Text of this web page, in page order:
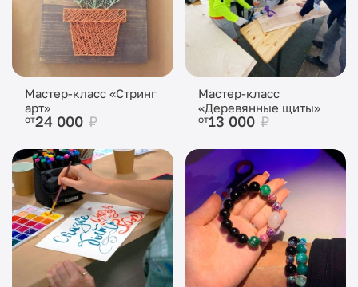
Мастер-класс «Стринг
арт»
от24 000 ₽
Мастер-класс
«Деревянные щиты»
от13 000 ₽